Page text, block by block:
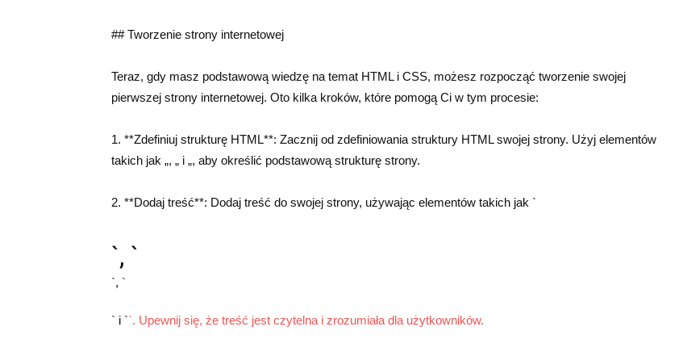
## Tworzenie strony internetowej
Teraz, gdy masz podstawową wiedzę na temat HTML i CSS, możesz rozpocząć tworzenie swojej
pierwszej strony internetowej. Oto kilka kroków, które pomogą Ci w tym procesie:
1. **Zdefiniuj strukturę HTML**: Zacznij od zdefiniowania struktury HTML swojej strony. Użyj elementów
takich jak „, „ i „, aby określić podstawową strukturę strony.
2. **Dodaj treść**: Dodaj treść do swojej strony, używając elementów takich jak `
`, `
`, `
` i ``. Upewnij się, że treść jest czytelna i zrozumiała dla użytkowników.